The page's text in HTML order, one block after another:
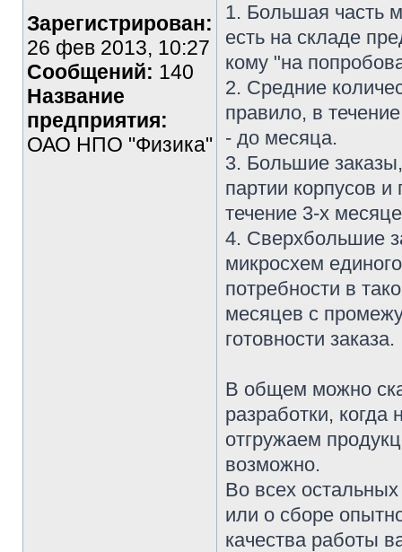
Зарегистрирован:
26 фев 2013, 10:27
Сообщений: 140
Название
предприятия:
ОАО НПО "Физика"
1. Большая часть
есть на складе
кому "на
2. Средние
правило, в
- до месяца.
3. Большие
партии корпусов
течение 3-х
4. Сверхбольшие
микросхем
потребности в
месяцев с
готовности заказа.
В общем можно
разработки,
отгружаем
возможно.
Во всех остальных
или о сборе
качества работы